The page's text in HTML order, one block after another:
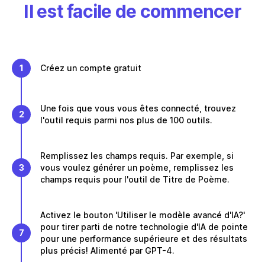
Il est facile de commencer
1 Créez un compte gratuit
2
Une fois que vous vous êtes connecté, trouvez
l'outil requis parmi nos plus de 100 outils.
3
Remplissez les champs requis. Par exemple, si
vous voulez générer un poème, remplissez les
champs requis pour l'outil de Titre de Poème.
7
Activez le bouton 'Utiliser le modèle avancé d'IA?'
pour tirer parti de notre technologie d'IA de pointe
pour une performance supérieure et des résultats
plus précis! Alimenté par GPT-4.